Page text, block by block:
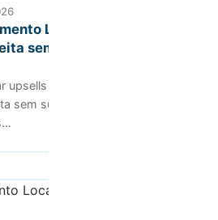
Local: Como
sem Subir o Preço por
upsells no alojamento local
sem subir o preço por noite e